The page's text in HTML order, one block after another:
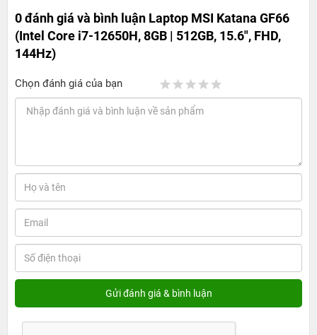
0 đánh giá và bình luận Laptop MSI Katana GF66
(Intel Core i7-12650H, 8GB | 512GB, 15.6", FHD,
144Hz)
Chọn đánh giá của bạn